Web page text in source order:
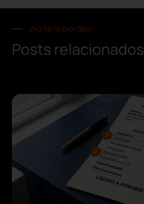
¡No te lo pierdas!
Posts relacionados